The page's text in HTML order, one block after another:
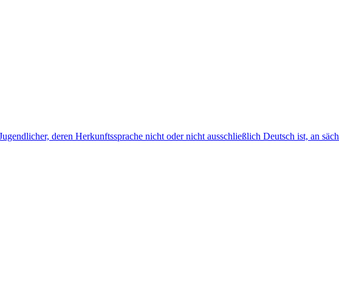
deren Herkunftssprache nicht oder nicht ausschließlich Deutsch ist, an